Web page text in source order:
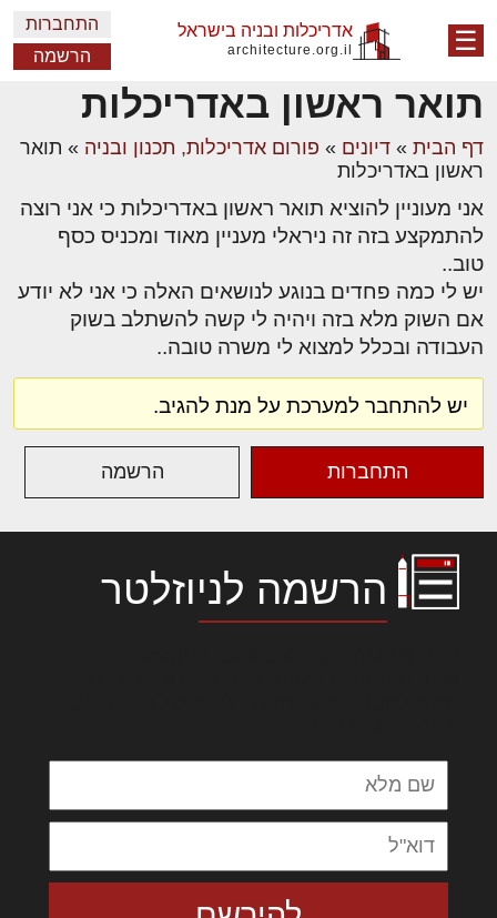
☰ אדריכלות ובניה בישראל
architecture.org.il
התחברות
הרשמה
תואר ראשון באדריכלות
דף הבית » דיונים » פורום אדריכלות, תכנון ובניה » תואר
ראשון באדריכלות
אני מעוניין להוציא תואר ראשון באדריכלות כי אני רוצה
להתמקצע בזה זה ניראלי מעניין מאוד ומכניס כסף
טוב..
יש לי כמה פחדים בנוגע לנושאים האלה כי אני לא יודע
אם השוק מלא בזה ויהיה לי קשה להשתלב בשוק
העבודה ובכלל למצוא לי משרה טובה..
יש להתחבר למערכת על מנת להגיב.
התחברות הרשמה
הרשמה לניוזלטר